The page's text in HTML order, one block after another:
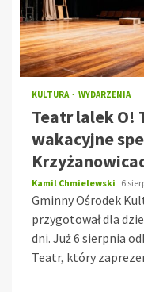
KULTURA WYDARZENIA
Teatr lalek O!
wakacyjne
Kamil Chmielewski 6
Gminny Ośrodek
przygotował dla
dni. Już 6 sierpnia
Teatr, który